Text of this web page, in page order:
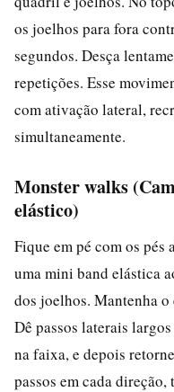
os joelhos para fora
segundos. Desça
repetições. Esse
com ativação lateral,
simultaneamente.
Monster walks
elástico)
Fique em pé com os pés
uma mini band elástica
dos joelhos. Mantenha
Dê passos laterais
na faixa, e depois
passos em cada